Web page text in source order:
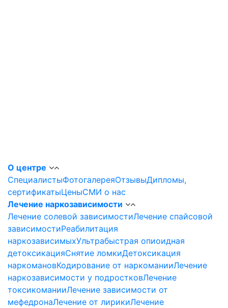
О центре
СпециалистыФотогалереяОтзывыДипломы,
сертификатыЦеныСМИ о нас
Лечение наркозависимости
Лечение солевой зависимостиЛечение спайсовой
зависимостиРеабилитация
наркозависимыхУльтрабыстрая опиоидная
детоксикацияСнятие ломкиДетоксикация
наркомановКодирование от наркоманииЛечение
наркозависимости у подростковЛечение
токсикоманииЛечение зависимости от
мефедронаЛечение от лирикиЛечение